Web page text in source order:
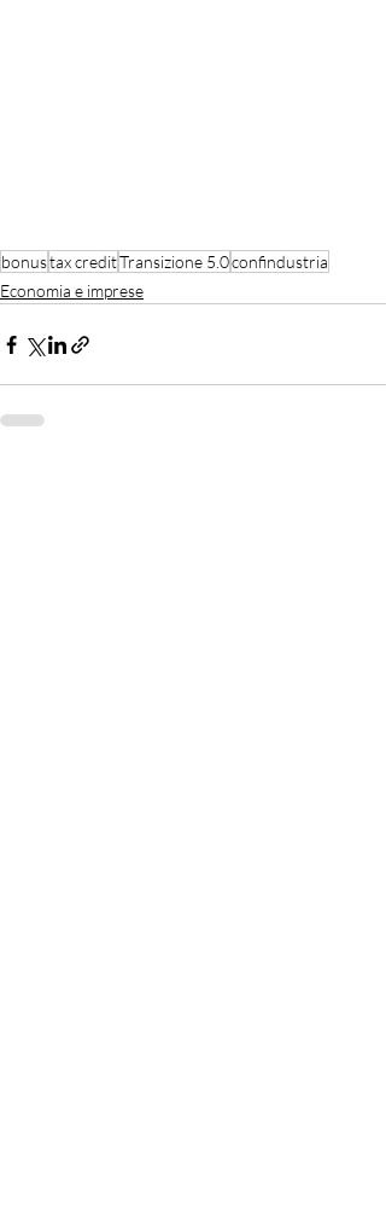
bonustax creditTransizione 5.0confindustria
Economia e imprese